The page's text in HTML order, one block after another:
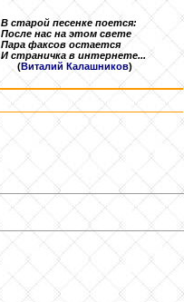
В старой песенке поется:
После нас на этом свете
Пара факсов остается
И страничка в интернете...
(Виталий Калашников)